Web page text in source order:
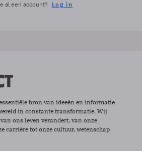
al een account? Log in
bron van ideeën en informatie
in constante transformatie. Wij
ons leven verandert, van onze
carrière tot onze cultuur, wetenschap